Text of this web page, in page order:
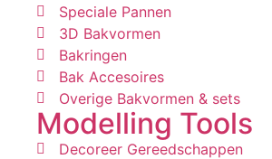
Speciale Pannen
3D Bakvormen
Bakringen
Bak Accesoires
Overige Bakvormen & sets
Modelling Tools
Decoreer Gereedschappen